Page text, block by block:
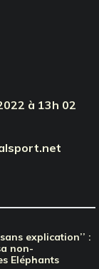
à 13h 02
explication’’ :
non-
Eléphants